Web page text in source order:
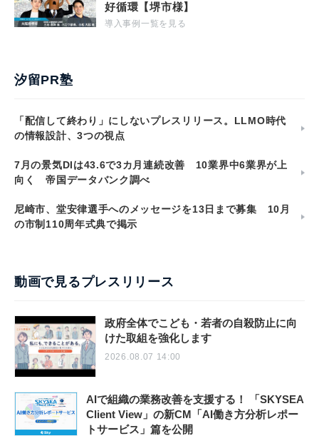
好循環【堺市様】
導入事例一覧を見る
汐留PR塾
「配信して終わり」にしないプレスリリース。LLMO時代
の情報設計、3つの視点
7月の景気DIは43.6で3カ月連続改善 10業界中6業界が上
向く 帝国データバンク調べ
尼崎市、堂安律選手へのメッセージを13日まで募集 10月
の市制110周年式典で掲示
動画で見るプレスリリース
政府全体でこども・若者の自殺防止に向
けた取組を強化します
2026.08.07 14:00
AIで組織の業務改善を支援する！ 「SKYSEA
Client View」の新CM「AI働き方分析レポー
トサービス」篇を公開